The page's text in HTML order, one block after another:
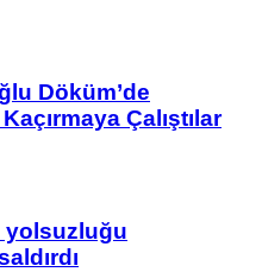
Döküm’de
Çalıştılar
yolsuzluğu